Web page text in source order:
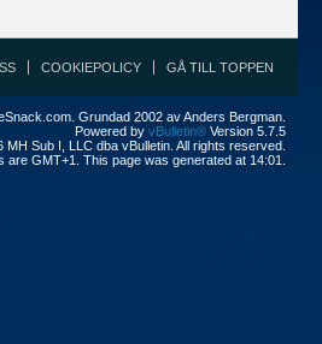
COOKIEPOLICY GÅ TILL TOPPEN
Grundad 2002 av Anders Bergman.
Powered by vBulletin® Version 5.7.5
Sub I, LLC dba vBulletin. All rights reserved.
are GMT+1. This page was generated at 14:01.